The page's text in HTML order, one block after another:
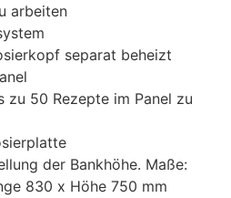
arbeiten
separat beheizt
zu 50 Rezepte im Panel zu
der Bankhöhe. Maße:
830 x Höhe 750 mm